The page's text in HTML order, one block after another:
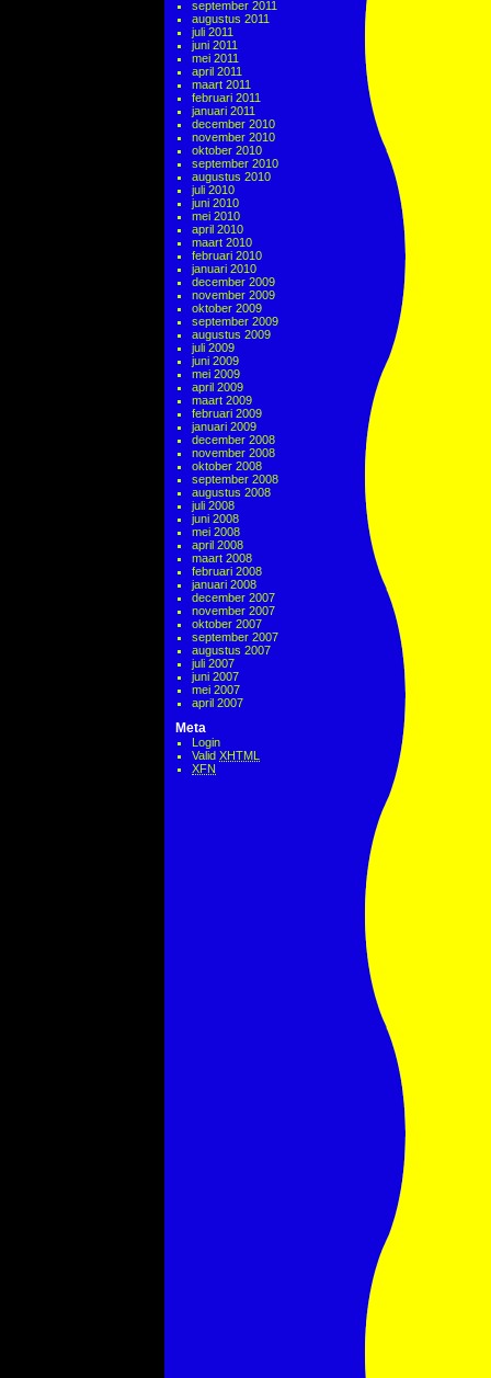
september 2011
augustus 2011
juli 2011
juni 2011
mei 2011
april 2011
maart 2011
februari 2011
januari 2011
december 2010
november 2010
oktober 2010
september 2010
augustus 2010
juli 2010
juni 2010
mei 2010
april 2010
maart 2010
februari 2010
januari 2010
december 2009
november 2009
oktober 2009
september 2009
augustus 2009
juli 2009
juni 2009
mei 2009
april 2009
maart 2009
februari 2009
januari 2009
december 2008
november 2008
oktober 2008
september 2008
augustus 2008
juli 2008
juni 2008
mei 2008
april 2008
maart 2008
februari 2008
januari 2008
december 2007
november 2007
oktober 2007
september 2007
augustus 2007
juli 2007
juni 2007
mei 2007
april 2007
Meta
Login
Valid XHTML
XFN